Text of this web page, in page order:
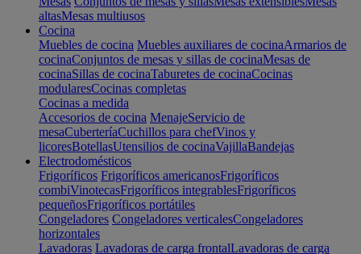
altasMesas multiusos
Cocina
Muebles de cocina Muebles auxiliares de cocinaArmarios de
cocinaConjuntos de mesas y sillas de cocinaMesas de
cocinaSillas de cocinaTaburetes de cocinaCocinas
modularesCocinas completas
Cocinas a medida
Accesorios de cocina MenajeServicio de
mesaCuberteríaCuchillos para chefVinos y
licoresBotellasUtensilios de cocinaVajillaBandejas
Electrodomésticos
Frigoríficos Frigoríficos americanosFrigoríficos
combiVinotecasFrigoríficos integrablesFrigoríficos
pequeñosFrigoríficos portátiles
Congeladores Congeladores verticalesCongeladores
horizontales
Lavadoras Lavadoras de carga frontalLavadoras de carga